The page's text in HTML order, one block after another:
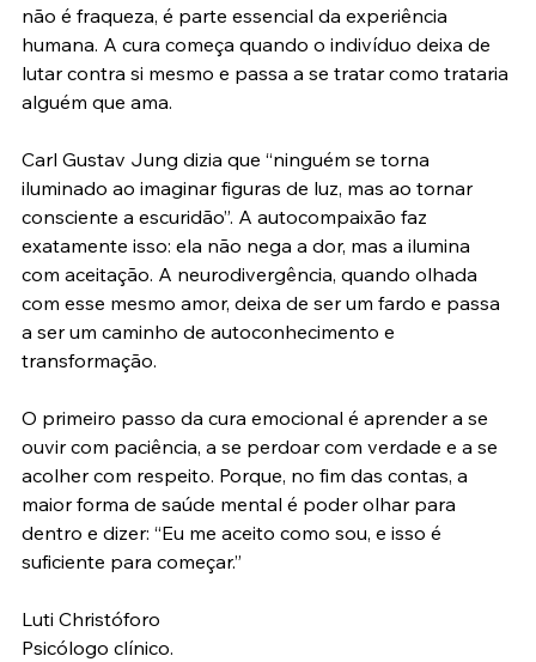
não é fraqueza, é parte essencial da experiência
humana. A cura começa quando o indivíduo deixa de
lutar contra si mesmo e passa a se tratar como trataria
alguém que ama.
Carl Gustav Jung dizia que “ninguém se torna
iluminado ao imaginar figuras de luz, mas ao tornar
consciente a escuridão”. A autocompaixão faz
exatamente isso: ela não nega a dor, mas a ilumina
com aceitação. A neurodivergência, quando olhada
com esse mesmo amor, deixa de ser um fardo e passa
a ser um caminho de autoconhecimento e
transformação.
O primeiro passo da cura emocional é aprender a se
ouvir com paciência, a se perdoar com verdade e a se
acolher com respeito. Porque, no fim das contas, a
maior forma de saúde mental é poder olhar para
dentro e dizer: “Eu me aceito como sou, e isso é
suficiente para começar.”
Luti Christóforo
Psicólogo clínico.